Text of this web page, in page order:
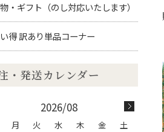
・ギフト（のし対応いたします）
得 訳あり単品コーナー
2026/08
月 火 水 木 金
土